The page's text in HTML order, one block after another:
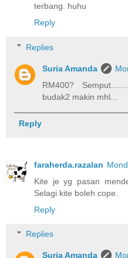
terbang. huhu
Reply
Replies
Suria Amanda
RM400?
budak2 makin mhl...
Reply
faraherda.razalan
Kite je yg pasan
Selagi kite boleh cope.
Reply
Replies
Suria Amanda